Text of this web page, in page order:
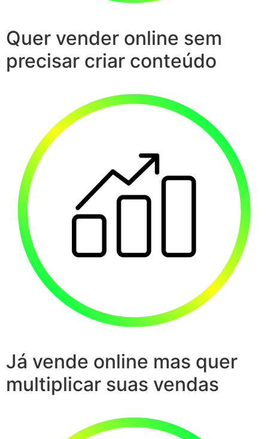
Quer vender online sem
precisar criar conteúdo
Já vende online mas quer
multiplicar suas vendas